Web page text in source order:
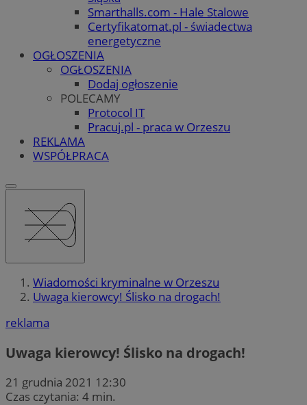
Smarthalls.com - Hale Stalowe
Certyfikatomat.pl - świadectwa
energetyczne
OGŁOSZENIA
OGŁOSZENIA
Dodaj ogłoszenie
POLECAMY
Protocol IT
Pracuj.pl - praca w Orzeszu
REKLAMA
WSPÓŁPRACA
Wiadomości kryminalne w Orzeszu
Uwaga kierowcy! Ślisko na drogach!
reklama
Uwaga kierowcy! Ślisko na drogach!
21 grudnia 2021 12:30
Czas czytania: 4 min.